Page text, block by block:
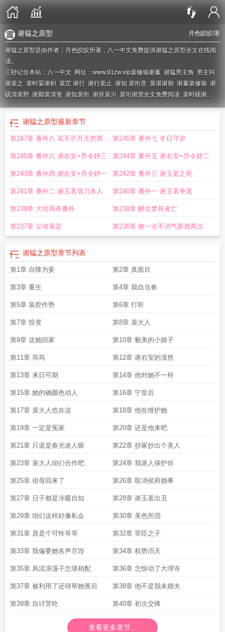
月色皎皎/著
谢韫之原型
谢韫之原型是由作者：月色皎皎所著，八一中文免费提供谢韫之原型全文在线阅
读。
三秒记住本站：八一中文 网址：www.81zw.vip裴修瑜谢蓁 谢韫男主角 男主叫
谢裴之 裴时晏谢枳 裴芷 谢行 谢行裴止 谢知 裴衔意 裴湛谢朝 谢蓁裴修瑜 谢
砚清裴野 谢鄞裴清斐 谢知裴衔 谢辞裴川 裴珩谢萤全文免费阅读 裴时砚谢
栀裴时砚谢栀全文免费阅读谢斐遇虞池冉裴镜谢遇男主叫谢裴之的主角叫谢
谢韫之黑化了吗 txt谢韫
史原型
谢韫之原型最新章节
第247章 番外八 花不尽月无穷两心
同
第246章 番外七 冬日守岁
第245章 番外六 谢右安×乔令妤三 第244章 番外五 谢右安×乔令妤二
第243章 番外四 谢右安×乔令妤一 第242章 番外三 谢玉茗之死
第241章 番外二 谢玉茗借刀杀人 第240章 番外一 谢玉茗争宠
第239章 大结局有番外 第238章 醉生梦死者亡
第237章 尘埃落定 第236章 吻一次不消气那就两次
谢韫之原型章节列表
第1章 自降为妾 第2章 真面目
第3章 重生 第4章 我自当春
第5章 装腔作势 第6章 打听
第7章 惊变 第8章 裴大人
第9章 送她回家 第10章 貌美的小娘子
第11章 筠筠 第12章 谢右安的漠然
第13章 来日可期 第14章 他对她不一样
第15章 她的确颜色动人 第16章 宁皇后
第17章 裴大人也在这 第18章 他在维护她
第19章 一定是冤家 第20章 还是他来吧
第21章 只道是春光迷人眼 第22章 抄家抄出个美人
第23章 裴大人咱们合作吧 第24章 我派人保护你
第25章 祖母回来了 第26章 取消侯府婚事
第27章 日子都是冷暖自知 第28章 谢玉茗出丑
第29章 咱们这样好像私会 第30章 美色所惑
第31章 原是个可怜哥哥 第32章 罪臣之子
第33章 我偏要她名声尽毁 第34章 权势滔天
第35章 风流浪荡子怎堪相配 第36章 怎惊动了大理寺
第37章 被利用了还得帮她善后 第38章 他不是我未婚夫
第39章 自讨苦吃 第40章 初次交锋
查看更多章节...